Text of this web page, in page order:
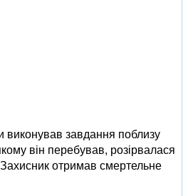
виконував завдання поблизу
він перебував, розірвалася
Захисник отримав смертельне